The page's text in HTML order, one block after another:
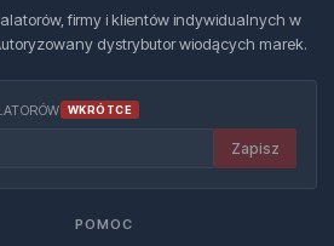
firmy i klientów indywidualnych w
dystrybutor wiodących marek.
WKRÓTCE
Zapisz
POMOC